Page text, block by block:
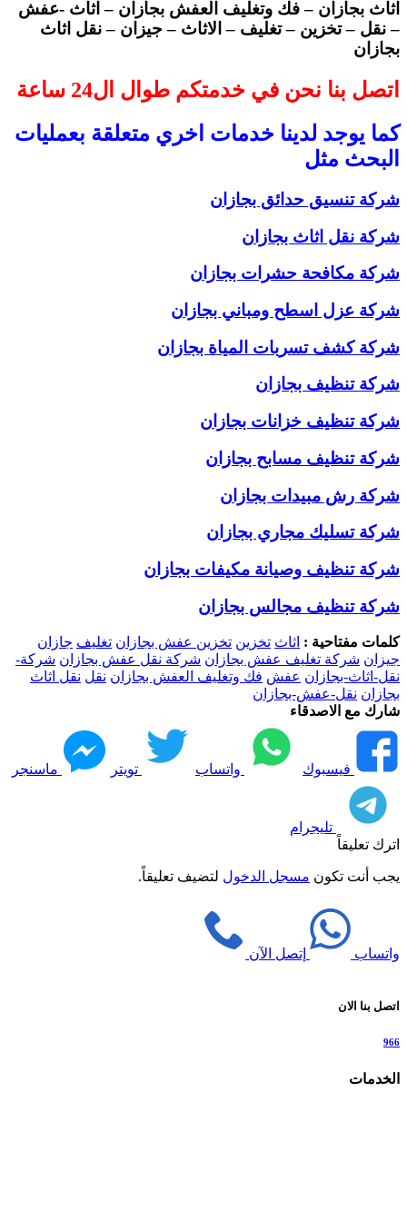
اثاث بجازان – فك وتغليف العفش بجازان – اثاث -عفش
– نقل – تخزين – تغليف – الاثاث – جيزان – نقل اثاث
بجازان
اتصل بنا نحن في خدمتكم طوال ال24 ساعة
كما يوجد لدينا خدمات اخري متعلقة بعمليات
البحث مثل
شركة تنسيق حدائق بجازان
شركة نقل اثاث بجازان
شركة مكافحة حشرات بجازان
شركة عزل اسطح ومباني بجازان
شركة كشف تسربات المياة بجازان
شركة تنظيف بجازان
شركة تنظيف خزانات بجازان
شركة تنظيف مسابح بجازان
شركة رش مبيدات بجازان
شركة تسليك مجاري بجازان
شركة تنظيف وصيانة مكيفات بجازان
شركة تنظيف مجالس بجازان
كلمات مفتاحية : اثاث تخزين تخزين عفش بجازان تغليف جازان
جيزان شركة تغليف عفش بجازان شركة نقل عفش بجازان شركة-
نقل-اثاث-بجازان عفش فك وتغليف العفش بجازان نقل نقل اثاث
بجازان نقل-عفش-بجازان
شارك مع الاصدقاء
فيسبوك واتساب تويتر ماسنجر
تليجرام
اترك تعليقاً
يجب أنت تكون مسجل الدخول لتضيف تعليقاً.
واتساب إتصل الآن
اتصل بنا الان
966
الخدمات